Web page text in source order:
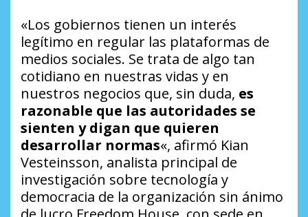
«Los gobiernos tienen un interés
legítimo en regular las plataformas de
medios sociales. Se trata de algo tan
cotidiano en nuestras vidas y en
nuestros negocios que, sin duda, es
razonable que las autoridades se
sienten y digan que quieren
desarrollar normas«, afirmó Kian
Vesteinsson, analista principal de
investigación sobre tecnología y
democracia de la organización sin ánimo